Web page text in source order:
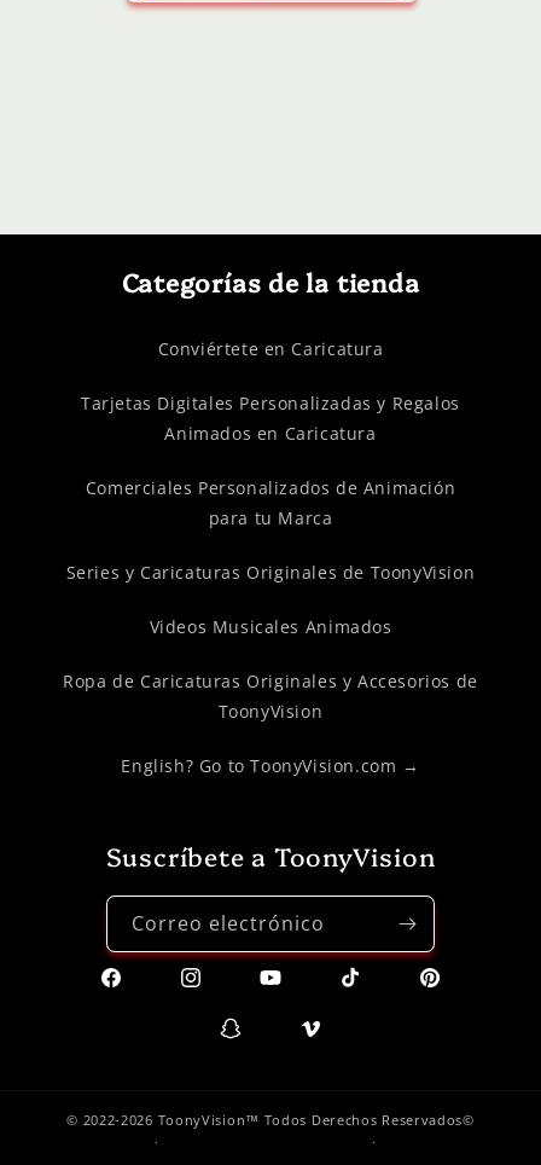
Categorías de la tienda
Conviértete en Caricatura
Tarjetas Digitales Personalizadas y Regalos
Animados en Caricatura
Comerciales Personalizados de Animación
para tu Marca
Series y Caricaturas Originales de ToonyVision
Videos Musicales Animados
Ropa de Caricaturas Originales y Accesorios de
ToonyVision
English? Go to ToonyVision.com →
Suscríbete a ToonyVision
Correo electrónico
Facebook InstagramYouTube TikTok Pinterest
Snapchat Vimeo
© 2022-2026 ToonyVision™ Todos Derechos Reservados©